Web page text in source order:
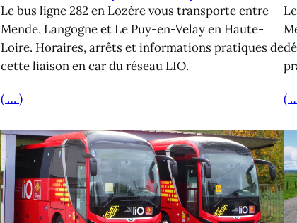
Le bus ligne 282 en Lozère vous transporte entre
Mende, Langogne et Le Puy-en-Velay en Haute-
Loire. Horaires, arrêts et informations pratiques de
cette liaison en car du réseau LIO.
( … ) (